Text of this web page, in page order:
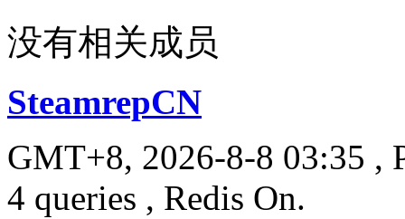
没有相关成员
SteamrepCN
GMT+8, 2026-8-8 03:35 ,
4 queries , Redis On.